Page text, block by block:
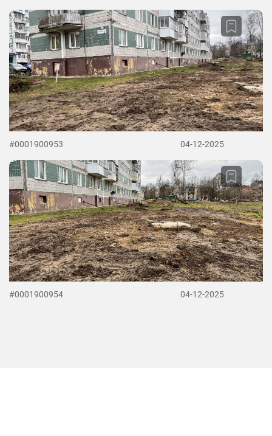
#0001900953 04-12-2025
#0001900954 04-12-2025